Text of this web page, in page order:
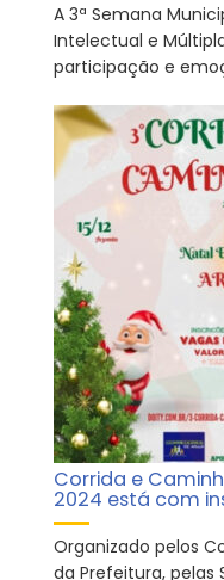
A 3ª Semana
Intelectual e
participação e
Corrida e
2024 está com
Organizado pelos
da Prefeitura, pelas